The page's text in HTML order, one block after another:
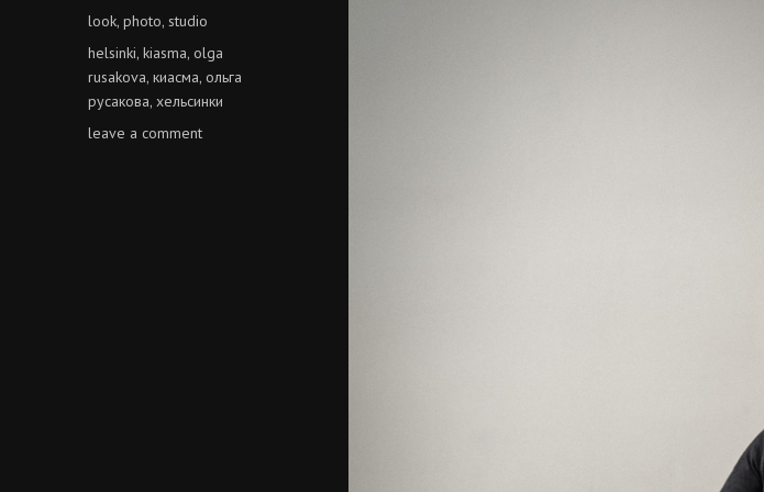
Categories
look,photo, studio
Tags
helsinki,kiasma,olga
rusakova,киасма,ольга
русакова,хельсинки
leave a commenton